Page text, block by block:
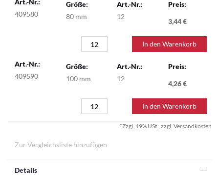
409580 80 mm 12
3,44 €
In den Warenkorb
409590 100 mm 12
4,26 €
In den Warenkorb
*Zzgl. 19% USt., zzgl. Versandkosten
Zur Vergleichsliste hinzufügen
Details